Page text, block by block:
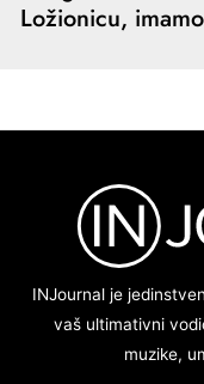
Ložionicu,
INJournal je
vaš ultimativni
muzike,